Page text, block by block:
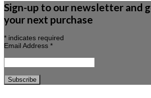
Sign-up to our newsletter and
your next purchase
* indicates required
Email Address *